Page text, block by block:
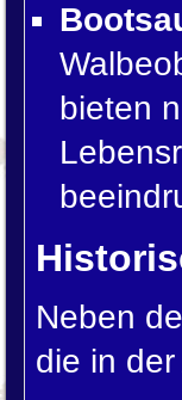
bieten
Neben
die in